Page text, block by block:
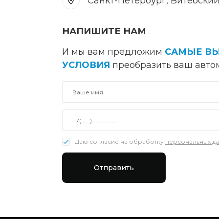
НАПИШИТЕ НАМ
И мы вам предложим САМЫЕ
УСЛОВИЯ преобразить ваш
Даю согласие на обработку персональных
Отправить